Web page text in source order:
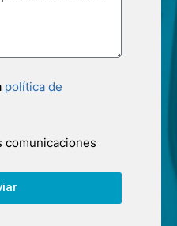
política de
comunicaciones